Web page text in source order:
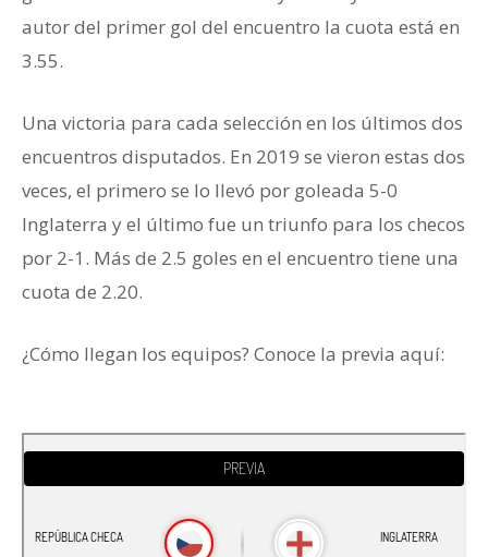
autor del primer gol del encuentro la cuota está en
3.55.
Una victoria para cada selección en los últimos dos
encuentros disputados. En 2019 se vieron estas dos
veces, el primero se lo llevó por goleada 5-0
Inglaterra y el último fue un triunfo para los checos
por 2-1. Más de 2.5 goles en el encuentro tiene una
cuota de 2.20.
¿Cómo llegan los equipos? Conoce la previa aquí: